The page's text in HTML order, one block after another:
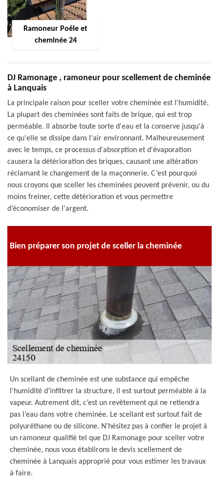
Ramoneur Poêle et
cheminée 24
DJ Ramonage , ramoneur pour scellement de cheminée
à Lanquais
La principale raison pour sceller votre cheminée est l'humidité.
La plupart des cheminées sont faits de brique, qui est trop
perméable. Il absorbe toute sorte d'eau et la conserve jusqu'à
ce qu'elle se dissipe dans l'air environnant. Malheureusement
avec le temps, ce processus d'absorption et d'évaporation
causera la détérioration des briques, causant une altération
réclamant le changement de la maçonnerie. C’est pourquoi
nous croyons que sceller les cheminées peuvent prévenir, ou du
moins freiner, cette détérioration et vous permettre
d’économiser de l'argent.
Bien préparer son projet de sceller la cheminée
Un scellant de cheminée est une substance qui empêche
l'humidité d’infiltrer la structure, il est surtout perméable à la
vapeur. Autrement dit, c’est un revêtement qui ne retiendra
pas l’eau dans votre cheminée. Le scellant est surtout fait de
polyuréthane ou de silicone. N’hésitez pas à confier le projet à
un ramoneur qualifié tel que DJ Ramonage pour sceller votre
cheminée, nous vous établirons le devis scellement de
cheminée à Lanquais approprié pour vous estimer les travaux
à faire.